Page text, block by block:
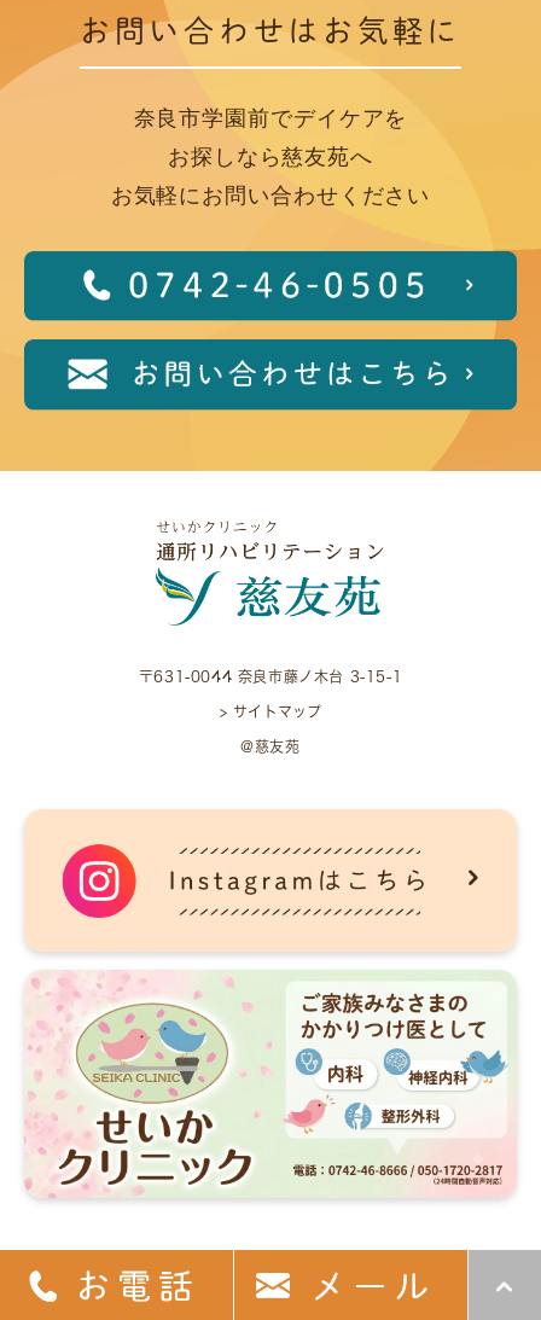
お問い合わせはお気軽に
奈良市学園前でデイケアを
お探しなら慈友苑へ
お気軽にお問い合わせください
〒631-0044 奈良市藤ノ木台 3-15-1
> サイトマップ
@慈友苑